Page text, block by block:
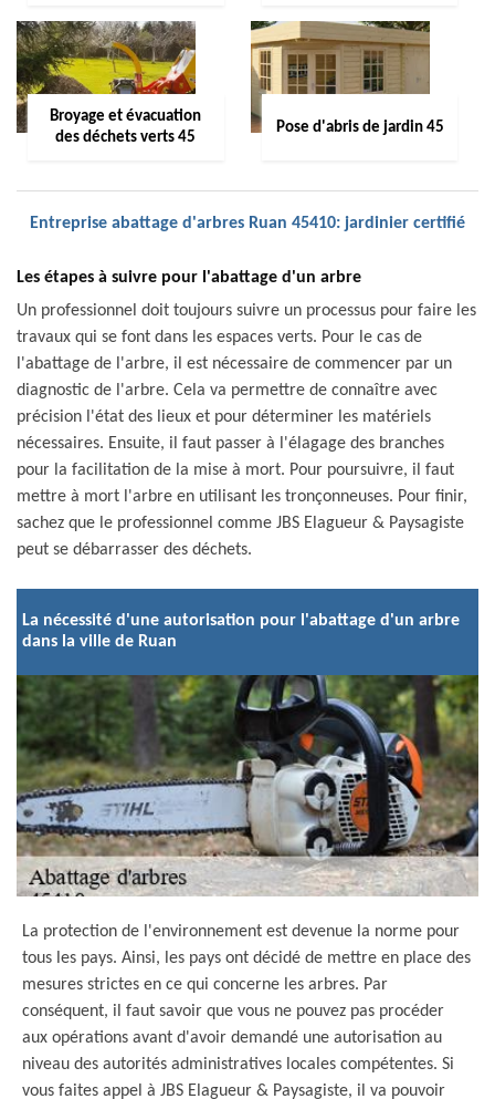
Broyage et évacuation
des déchets verts 45
Pose d'abris de jardin 45
Entreprise abattage d'arbres Ruan 45410: jardinier certifié
Les étapes à suivre pour l'abattage d'un arbre
Un professionnel doit toujours suivre un processus pour faire les
travaux qui se font dans les espaces verts. Pour le cas de
l'abattage de l'arbre, il est nécessaire de commencer par un
diagnostic de l'arbre. Cela va permettre de connaître avec
précision l'état des lieux et pour déterminer les matériels
nécessaires. Ensuite, il faut passer à l'élagage des branches
pour la facilitation de la mise à mort. Pour poursuivre, il faut
mettre à mort l'arbre en utilisant les tronçonneuses. Pour finir,
sachez que le professionnel comme JBS Elagueur & Paysagiste
peut se débarrasser des déchets.
La nécessité d'une autorisation pour l'abattage d'un arbre
dans la ville de Ruan
La protection de l'environnement est devenue la norme pour
tous les pays. Ainsi, les pays ont décidé de mettre en place des
mesures strictes en ce qui concerne les arbres. Par
conséquent, il faut savoir que vous ne pouvez pas procéder
aux opérations avant d'avoir demandé une autorisation au
niveau des autorités administratives locales compétentes. Si
vous faites appel à JBS Elagueur & Paysagiste, il va pouvoir